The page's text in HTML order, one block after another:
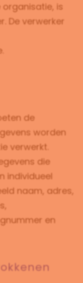
is
De verwerker
de
worden
verwerkt.
die
individueel
naam, adres,
en